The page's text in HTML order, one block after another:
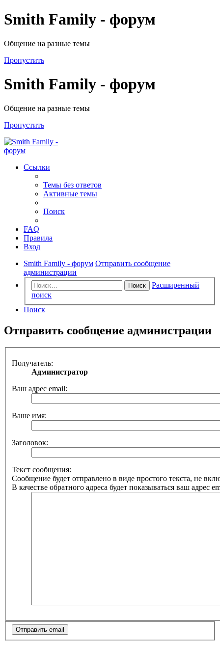
Smith Family - форум
Общение на разные темы
Пропустить
Smith Family - форум
Общение на разные темы
Пропустить
Ссылки
Темы без ответов
Активные темы
Поиск
FAQ
Правила
Вход
Smith Family - форум Отправить сообщение
администрации
Поиск
Расширенный
поиск
Поиск
Отправить сообщение администрации
Получатель:
Администратор
Ваш адрес email:
Ваше имя:
Заголовок:
Текст сообщения:
Сообщение будет отправлено в виде простого текста, не
В качестве обратного адреса будет показываться ваш адрес